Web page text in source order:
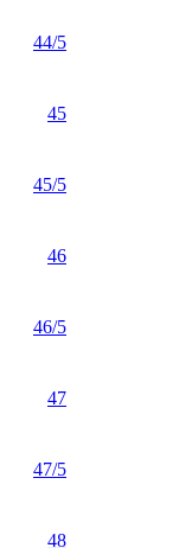
44/5
45
45/5
46
46/5
47
47/5
48